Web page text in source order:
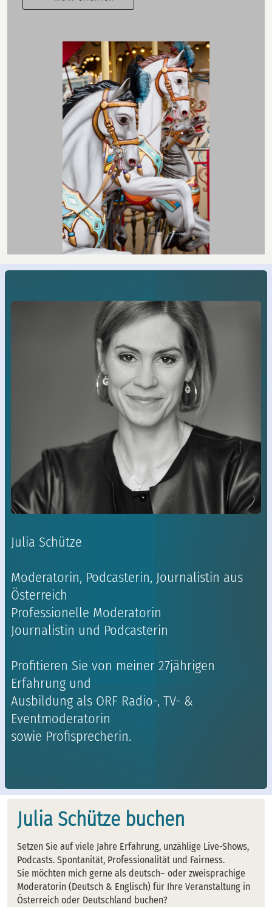
Julia Schütze
Moderatorin, Podcasterin, Journalistin aus
Österreich
Professionelle Moderatorin
Journalistin und Podcasterin
Profitieren Sie von meiner 27jährigen
Erfahrung und
Ausbildung als ORF Radio-, TV- &
Eventmoderatorin
sowie Profisprecherin.
Julia Schütze buchen
Setzen Sie auf viele Jahre Erfahrung, unzählige Live-Shows,
Podcasts. Spontanität, Professionalität und Fairness.
Sie möchten mich gerne als deutsch– oder zweisprachige
Moderatorin (Deutsch & Englisch) für Ihre Veranstaltung in
Österreich oder Deutschland buchen?